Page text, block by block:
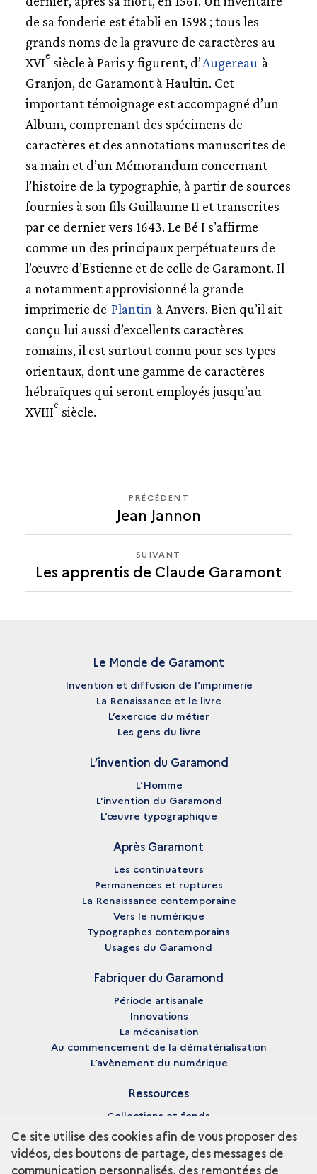
PIERRE GAULTIER
ULRICH GERING
ROBERT GRANJON
JOHANN GUTENBERG
JEAN JANNON
GUILLAUME I LE BÉ
LES APPRENTIS DE CLAUDE GARAMONT
ALDE MANUCE
CONRAD NÉOBAR
GEOFFROY TORY
ANGE VERGÈCE
ANDRÉ WECHEL
PÉDAGOGIE
GLOSSAIRE
BIBLIOGRAPHIE
CRÉDITS
de sa fonderie est établi en 1598 ; tous les
grands noms de la gravure de caractères au
XVIe siècle à Paris y figurent, d’Augereau à
Granjon, de Garamont à Haultin. Cet
important témoignage est accompagné d’un
Album, comprenant des spécimens de
caractères et des annotations manuscrites de
sa main et d’un Mémorandum concernant
l’histoire de la typographie, à partir de sources
fournies à son fils Guillaume II et transcrites
par ce dernier vers 1643. Le Bé I s’affirme
comme un des principaux perpétuateurs de
l’œuvre d’Estienne et de celle de Garamont. Il
a notamment approvisionné la grande
imprimerie de Plantin à Anvers. Bien qu’il ait
conçu lui aussi d’excellents caractères
romains, il est surtout connu pour ses types
orientaux, dont une gamme de caractères
hébraïques qui seront employés jusqu’au
XVIIIe siècle.
PRÉCÉDENT
LES
CLAUDE
GARAMONT
PRÉCÉDENT
Jean Jannon
SUIVANT
LES
SUIVANT
Les apprentis de Claude Garamont
Le Monde de Garamont
Invention et diffusion de l’imprimerie
La Renaissance et le livre
L’exercice du métier
Les gens du livre
L’invention du Garamond
L’Homme
L'invention du Garamond
L’œuvre typographique
Après Garamont
Les continuateurs
Permanences et ruptures
La Renaissance contemporaine
Vers le numérique
Typographes contemporains
Usages du Garamond
Fabriquer du Garamond
Période artisanale
Innovations
La mécanisation
Au commencement de la dématérialisation
L’avènement du numérique
Ressources
Collections et fonds
Enseignement et recherche
Fiches biographiques
Pédagogie
Ce site utilise des cookies afin de vous proposer des
vidéos, des boutons de partage, des messages de
communication personnalisés, des remontées de